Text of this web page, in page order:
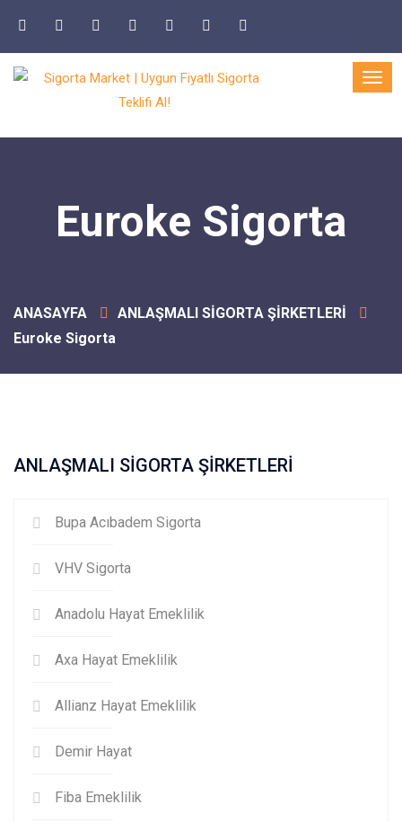
Euroke Sigorta
ANASAYFA
ANLAŞMALI SİGORTA ŞİRKETLERİ
Euroke Sigorta
ANLAŞMALI SİGORTA ŞİRKETLERİ
Bupa Acıbadem Sigorta
VHV Sigorta
Anadolu Hayat Emeklilik
Axa Hayat Emeklilik
Allianz Hayat Emeklilik
Demir Hayat
Fiba Emeklilik